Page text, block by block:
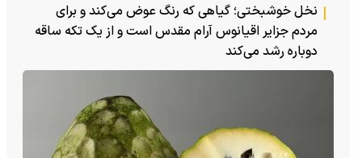
نخل خوشبختی؛ گیاهی که رنگ عوض می‌کند و برای
مردم جزایر اقیانوس آرام مقدس است و از یک تکه ساقه
دوباره رشد می‌کند